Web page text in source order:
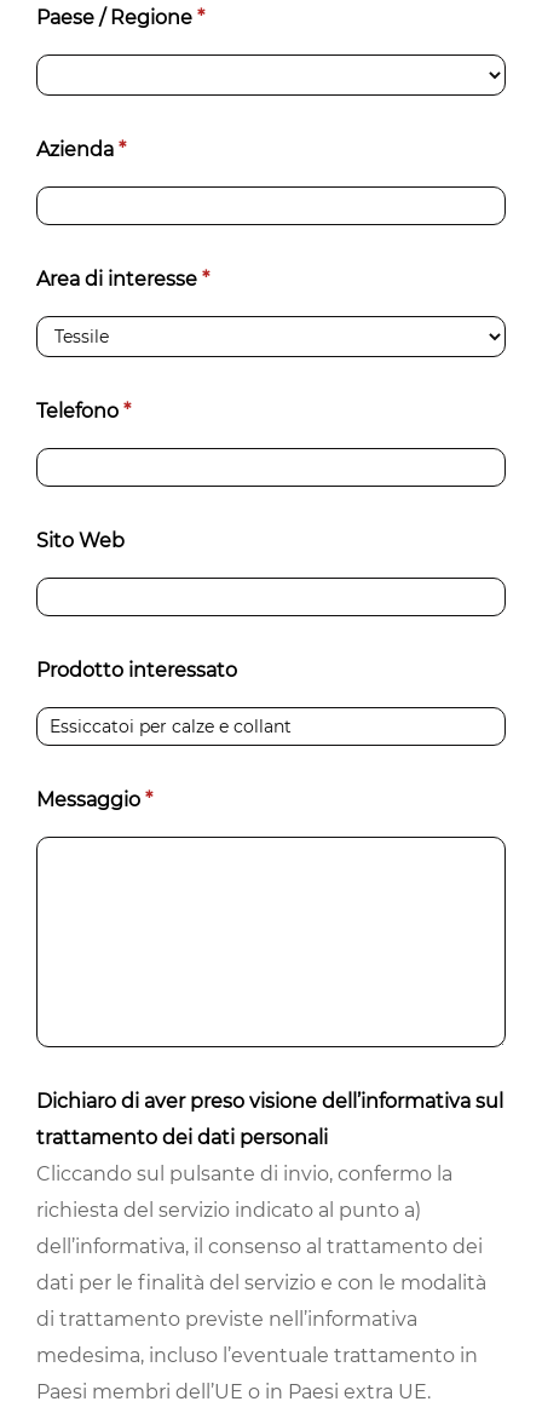
Paese / Regione *
Azienda *
Area di interesse *
Telefono *
Sito Web
Prodotto interessato
Messaggio *
Dichiaro di aver preso visione dell’informativa sul
trattamento dei dati personali
Cliccando sul pulsante di invio, confermo la
richiesta del servizio indicato al punto a)
dell’informativa, il consenso al trattamento dei
dati per le finalità del servizio e con le modalità
di trattamento previste nell’informativa
medesima, incluso l’eventuale trattamento in
Paesi membri dell’UE o in Paesi extra UE.